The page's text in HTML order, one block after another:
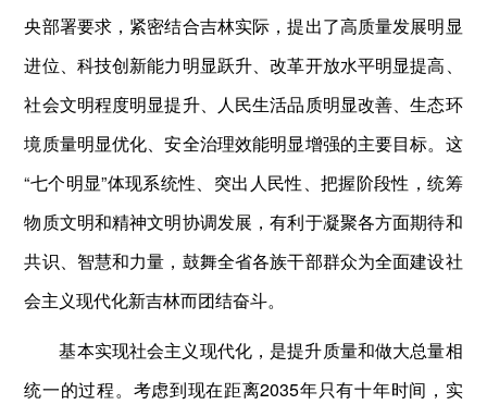
央部署要求，紧密结合吉林实际，提出了高质量发展明显
进位、科技创新能力明显跃升、改革开放水平明显提高、
社会文明程度明显提升、人民生活品质明显改善、生态环
境质量明显优化、安全治理效能明显增强的主要目标。这
“七个明显”体现系统性、突出人民性、把握阶段性，统筹
物质文明和精神文明协调发展，有利于凝聚各方面期待和
共识、智慧和力量，鼓舞全省各族干部群众为全面建设社
会主义现代化新吉林而团结奋斗。
基本实现社会主义现代化，是提升质量和做大总量相
统一的过程。考虑到现在距离2035年只有十年时间，实